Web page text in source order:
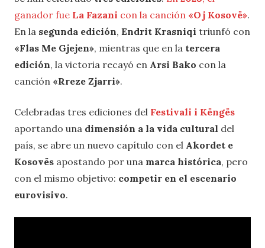
ganador fue La Fazani con la canción «Oj Kosovë».
En la segunda edición, Endrit Krasniqi triunfó con
«Flas Me Gjejen», mientras que en la tercera
edición, la victoria recayó en Arsi Bako con la
canción «Rreze Zjarri».
Celebradas tres ediciones del Festivali i Këngës
aportando una dimensión a la vida cultural del
país, se abre un nuevo capítulo con el Akordet e
Kosovës apostando por una marca histórica, pero
con el mismo objetivo: competir en el escenario
eurovisivo.